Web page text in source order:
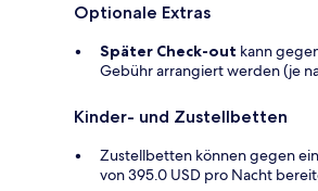
Optionale Extras
Später Check-out kann
Gebühr arrangiert werden (je
Kinder- und Zustellbetten
Zustellbetten können gegen
von 395.0 USD pro Nacht